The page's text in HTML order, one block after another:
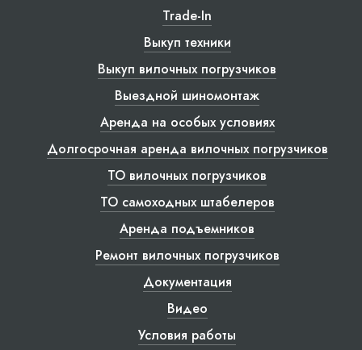
Trade-In
Выкуп техники
Выкуп вилочных погрузчиков
Выездной шиномонтаж
Аренда на особых условиях
Долгосрочная аренда вилочных погрузчиков
ТО вилочных погрузчиков
ТО самоходных штабелеров
Аренда подъемников
Ремонт вилочных погрузчиков
Документация
Видео
Условия работы